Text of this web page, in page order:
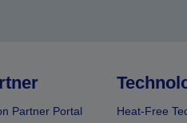
Partner Portal Heat-Free